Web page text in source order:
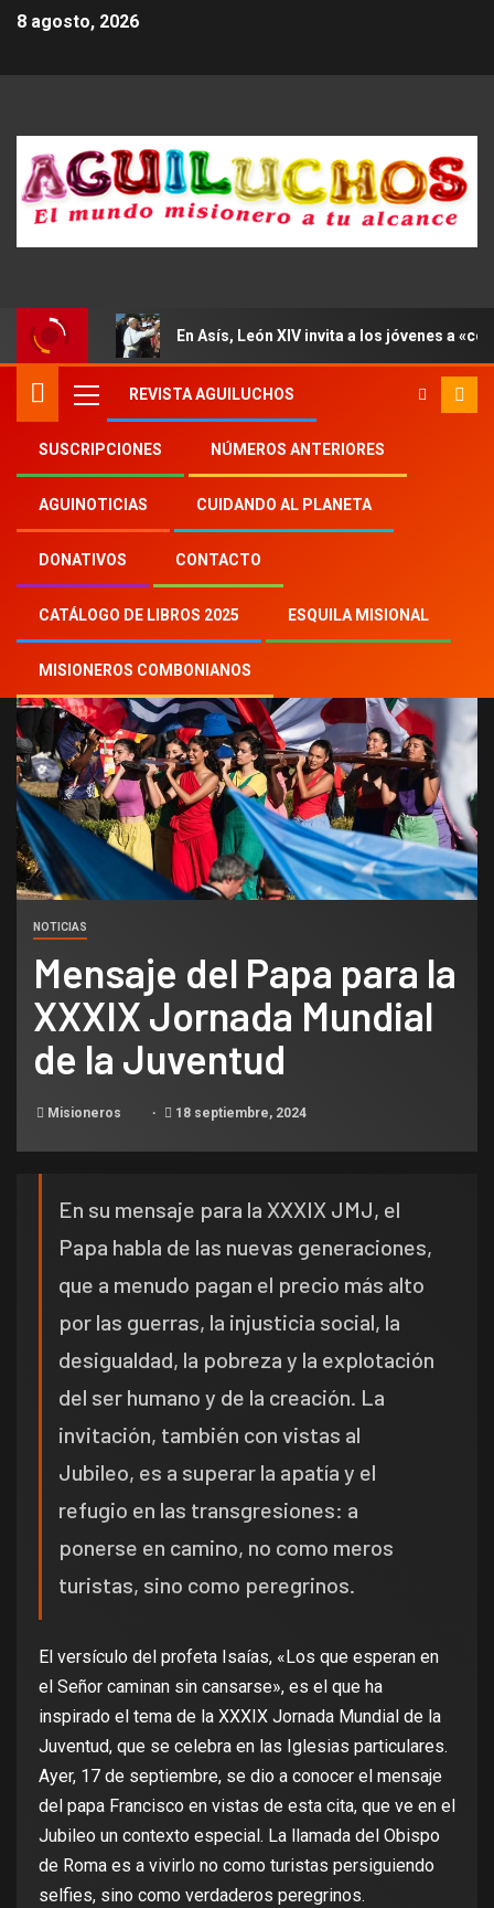
8 agosto, 2026
En Asís, León XIV invita a los jóvenes a
REVISTA AGUILUCHOS
SUSCRIPCIONES NÚMEROS ANTERIORES
AGUINOTICIAS CUIDANDO AL PLANETA
DONATIVOS CONTACTO
CATÁLOGO DE LIBROS 2025 ESQUILA MISIONAL
MISIONEROS COMBONIANOS
Inicio 2024
18
Mensaje del Papa para la XXXIX Jornada
Mundial de la Juventud
NOTICIAS
Mensaje del Papa para la
XXXIX Jornada Mundial
de la Juventud
Misioneros 18 septiembre, 2024
En su mensaje para la XXXIX JMJ, el
Papa habla de las nuevas generaciones,
que a menudo pagan el precio más alto
por las guerras, la injusticia social, la
desigualdad, la pobreza y la explotación
del ser humano y de la creación. La
invitación, también con vistas al
Jubileo, es a superar la apatía y el
refugio en las transgresiones: a
ponerse en camino, no como meros
turistas, sino como peregrinos.
El versículo del profeta Isaías, «Los que esperan en
el Señor caminan sin cansarse», es el que ha
inspirado el tema de la XXXIX Jornada Mundial de la
Juventud, que se celebra en las Iglesias particulares.
Ayer, 17 de septiembre, se dio a conocer el mensaje
del papa Francisco en vistas de esta cita, que ve en el
Jubileo un contexto especial. La llamada del Obispo
de Roma es a vivirlo no como turistas persiguiendo
selfies, sino como verdaderos peregrinos.